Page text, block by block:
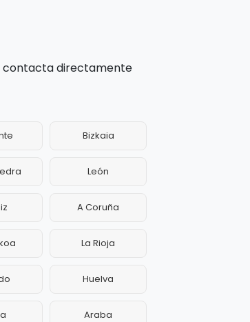
contacta directamente
Bizkaia
León
A Coruña
La Rioja
Huelva
Araba